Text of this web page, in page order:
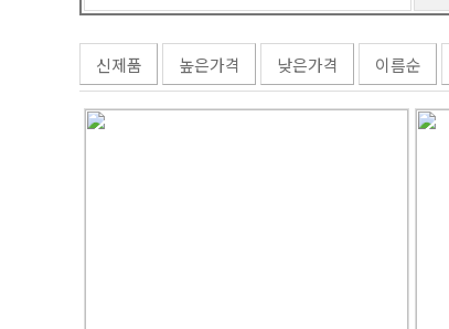
신제품 높은가격 낮은가격 이름순